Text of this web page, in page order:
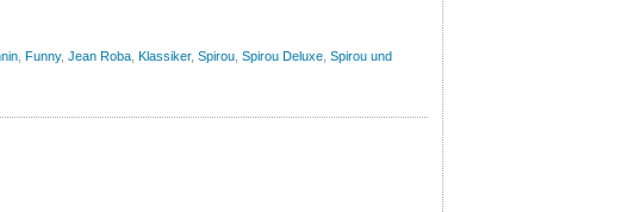
, Funny, Jean Roba, Klassiker, Spirou, Spirou Deluxe, Spirou und